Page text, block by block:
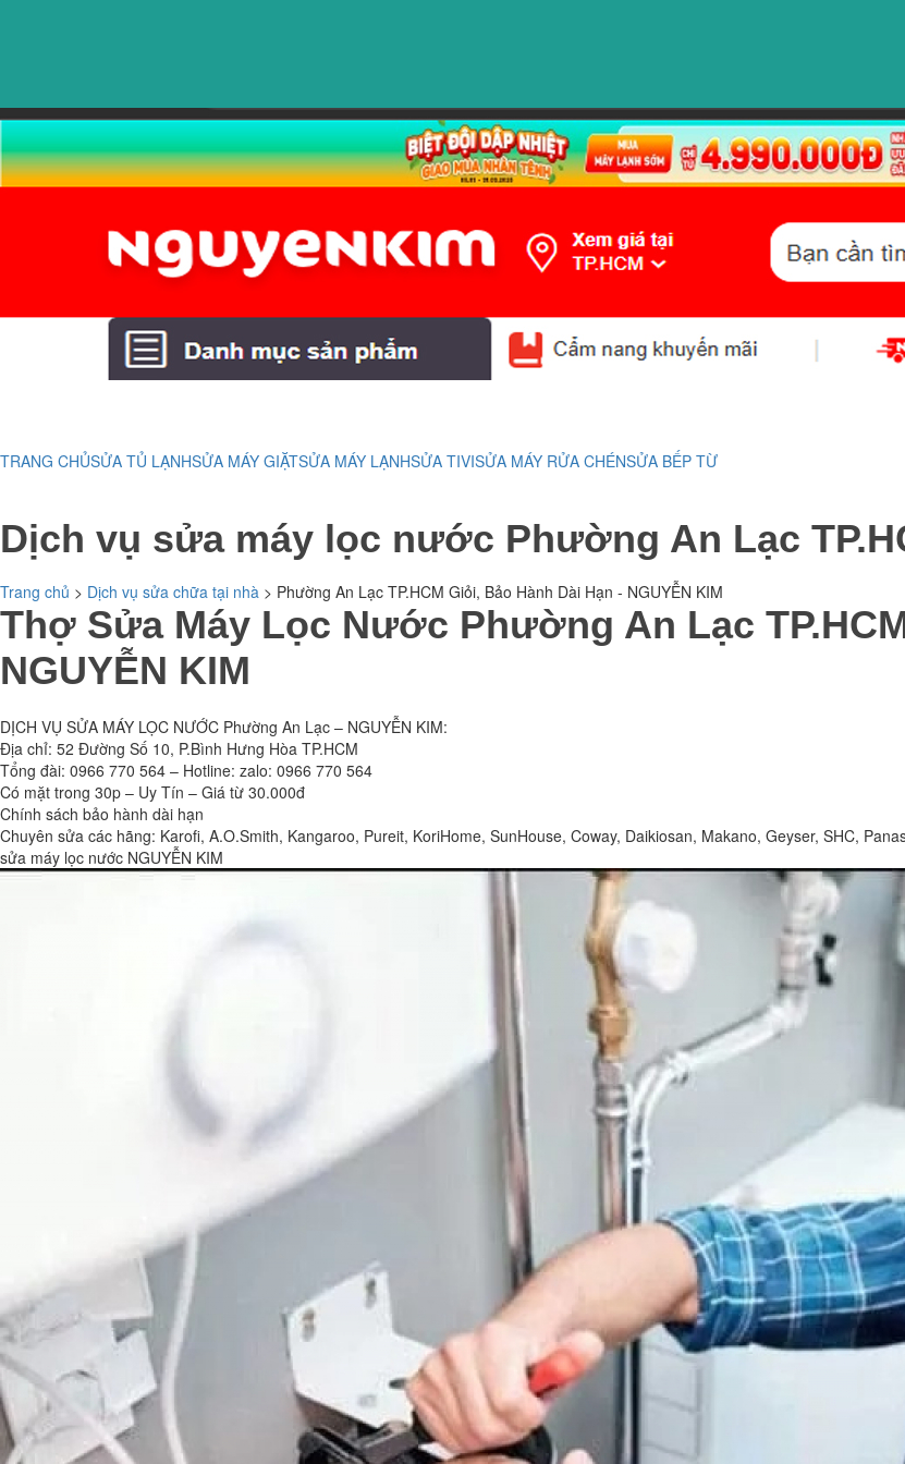
TRANG CHỦSỬA TỦ LẠNHSỬA MÁY GIẶTSỬA MÁY LẠNHSỬA TIVISỬA MÁY RỬA CHÉNSỬA BẾP TỪ
Dịch vụ sửa máy lọc nước Phường An Lạc
Trang chủ > Dịch vụ sửa chữa tại nhà > Phường An Lạc TP.HCM Giỏi, Bảo Hành Dài Hạn - NGUYỄN KIM
Thợ Sửa Máy Lọc Nước Phường An Lạc
NGUYỄN KIM
DỊCH VỤ SỬA MÁY LỌC NƯỚC Phường An Lạc – NGUYỄN KIM:
Địa chỉ: 52 Đường Số 10, P.Bình Hưng Hòa TP.HCM
Tổng đài: 0966 770 564 – Hotline: zalo: 0966 770 564
Có mặt trong 30p – Uy Tín – Giá từ 30.000đ
Chính sách bảo hành dài hạn
Chuyên sửa các hãng: Karofi, A.O.Smith, Kangaroo, Pureit, KoriHome, SunHouse, Coway, Daikiosan, Makano, Geyser, SHC,
sửa máy lọc nước NGUYỄN KIM